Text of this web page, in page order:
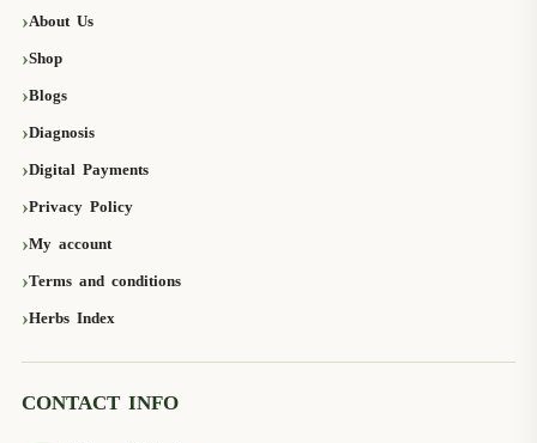
About Us
Shop
Blogs
Diagnosis
Digital Payments
Privacy Policy
My account
Terms and conditions
Herbs Index
CONTACT INFO